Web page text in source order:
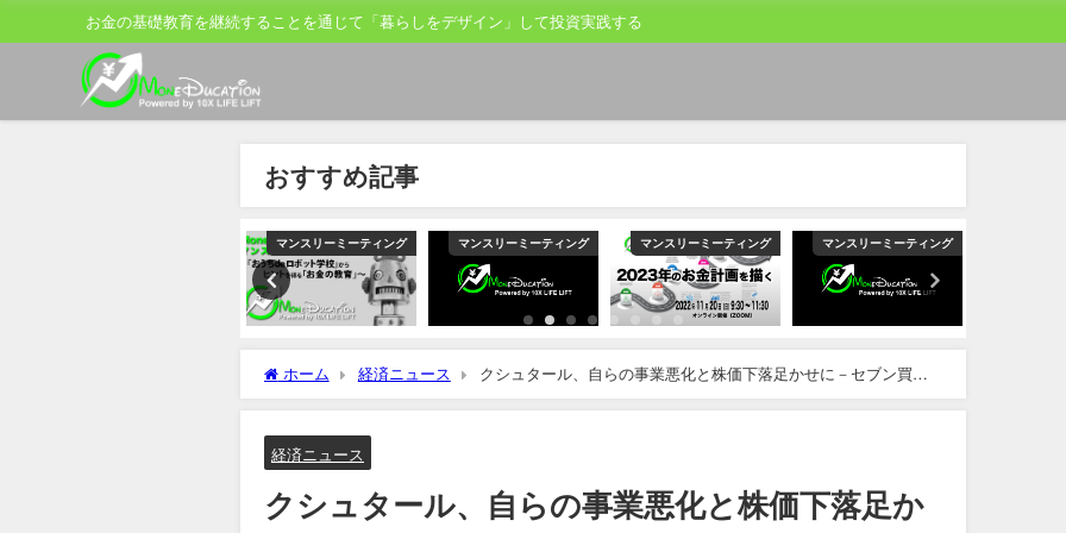
お金の基礎教育を継続することを通じて「暮らしをデザイン」して投資実践する
おすすめ記事
マンスリーミーティング マンスリーミーティング マンスリーミーティング マンスリーミーティング
ホーム 経済ニュース
クシュタール、自らの事業悪化と株価下落足かせに－セブン買収
断念
経済ニュース
クシュタール、自らの事業悪化と株価下落足か